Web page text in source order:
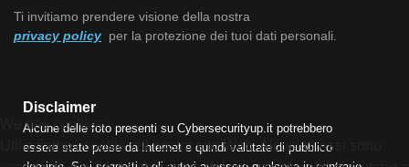
Ti invitiamo prendere visione della nostra
privacy policy per la protezione dei tuoi dati personali.
Disclaimer
Alcune delle foto presenti su Cybersecurityup.it potrebbero
essere state prese da Internet e quindi valutate di pubblico
We use cookies
Utilizziamo i cookie sul nostro sito Web. Alcuni di essi sono